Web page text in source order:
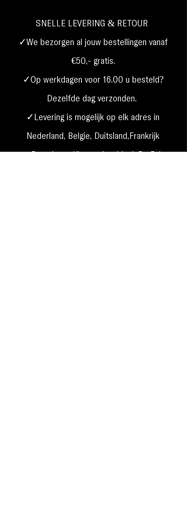
SNELLE LEVERING & RETOUR
✓We bezorgen al jouw bestellingen vanaf
€50,- gratis.
✓Op werkdagen voor 16.00 u besteld?
Dezelfde dag verzonden.
✓Levering is mogelijk op elk adres in
Nederland, België, Duitsland,Frankrijk
✓Betaal met Klarna, visa, Ideal, PayPal,